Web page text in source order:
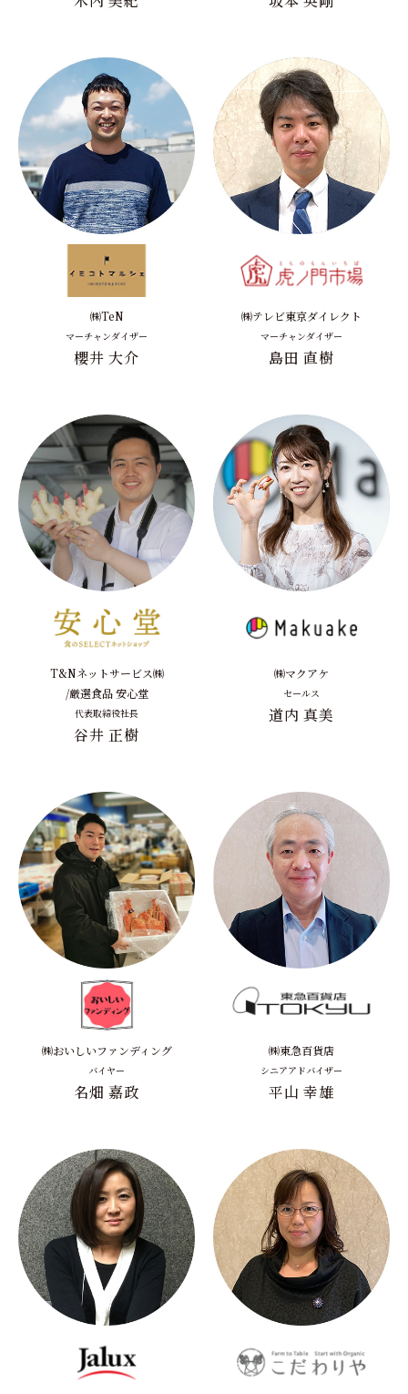
㈱TeN
マーチャンダイザー
櫻井 大介
㈱テレビ東京ダイレクト
マーチャンダイザー
島田 直樹
T&Nネットサービス㈱
/厳選食品 安心堂
代表取締役社長
谷井 正樹
㈱マクアケ
セールス
道内 真美
㈱おいしいファンディング
バイヤー
名畑 嘉政
㈱東急百貨店
シニアアドバイザー
平山 幸雄